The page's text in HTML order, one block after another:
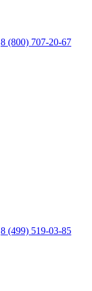
8 (800) 707-20-67
8 (499) 519-03-85